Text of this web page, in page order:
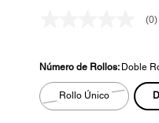
Sin
en
la
(0)
Número de Rollos: Doble
Rollo Único